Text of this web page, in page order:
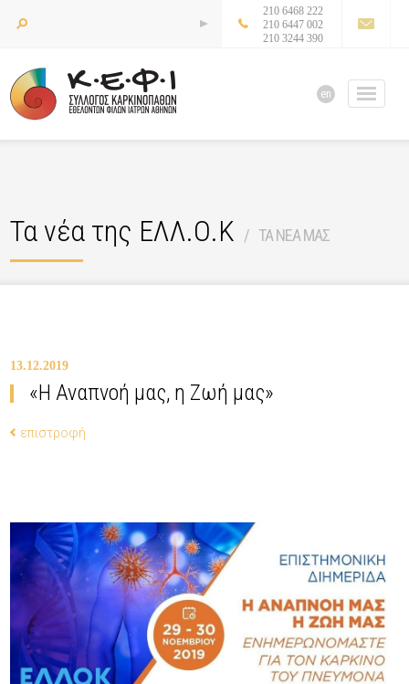
210 6468 222
210 6447 002
210 3244 390
en
Τα νέα της ΕΛΛ.Ο.Κ ΤΑ ΝΕΑ ΜΑΣ
13.12.2019
«Η Αναπνοή μας, η Ζωή μας»
επιστροφή